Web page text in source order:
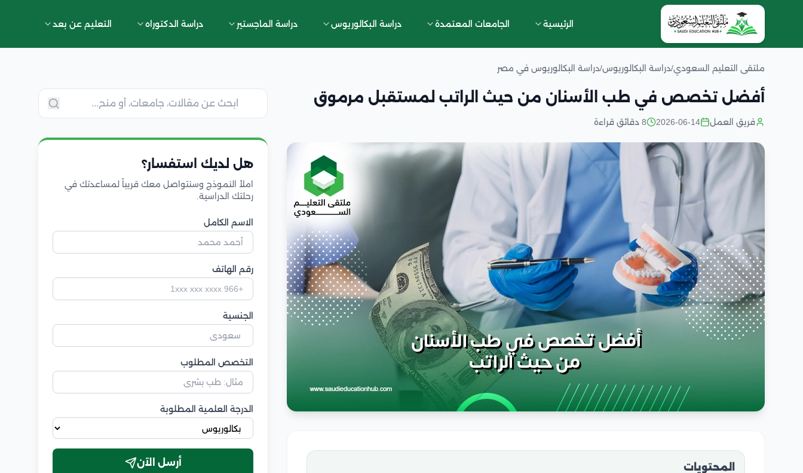
الرئيسية الجامعات المعتمدة دراسة البكالوريوس دراسة الماجستير دراسة الدكتوراه التعليم عن بعد
ملتقى التعليم السعودي/دراسة البكالوريوس/دراسة البكالوريوس في مصر
أفضل تخصص في طب الأسنان من حيث الراتب لمستقبل مرموق
فريق العمل 2026-06-14 8 دقائق قراءة
المحتويات
هل لديك استفسار؟
املأ النموذج وسنتواصل معك قريباً لمساعدتك في
رحلتك الدراسية.
الاسم الكامل
رقم الهاتف
الجنسية
التخصص المطلوب
الدرجة العلمية المطلوبة
أرسل الآن